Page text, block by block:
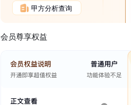
甲方分析查询
会员尊享权益